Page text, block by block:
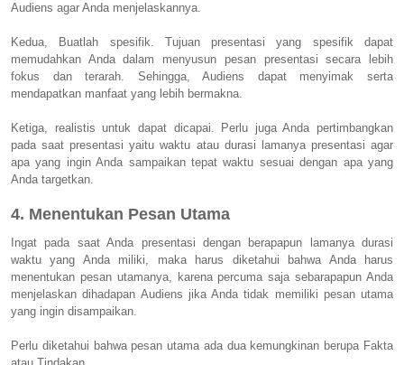
Audiens agar Anda menjelaskannya.
Kedua, Buatlah spesifik. Tujuan presentasi yang spesifik dapat
memudahkan Anda dalam menyusun pesan presentasi secara lebih
fokus dan terarah. Sehingga, Audiens dapat menyimak serta
mendapatkan manfaat yang lebih bermakna.
Ketiga, realistis untuk dapat dicapai. Perlu juga Anda pertimbangkan
pada saat presentasi yaitu waktu atau durasi lamanya presentasi agar
apa yang ingin Anda sampaikan tepat waktu sesuai dengan apa yang
Anda targetkan.
4. Menentukan Pesan Utama
Ingat pada saat Anda presentasi dengan berapapun lamanya durasi
waktu yang Anda miliki, maka harus diketahui bahwa Anda harus
menentukan pesan utamanya, karena percuma saja sebarapapun Anda
menjelaskan dihadapan Audiens jika Anda tidak memiliki pesan utama
yang ingin disampaikan.
Perlu diketahui bahwa pesan utama ada dua kemungkinan berupa Fakta